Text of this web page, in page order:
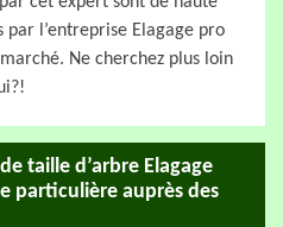
l’entreprise Elagage pro
Ne cherchez plus loin
taille d’arbre Elagage
particulière auprès des